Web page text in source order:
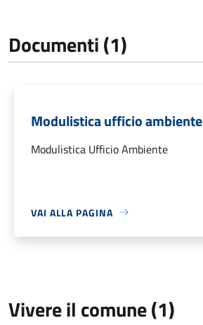
Documenti (1)
Modulistica ufficio ambiente
Modulistica Ufficio Ambiente
VAI ALLA PAGINA
Vivere il comune (1)